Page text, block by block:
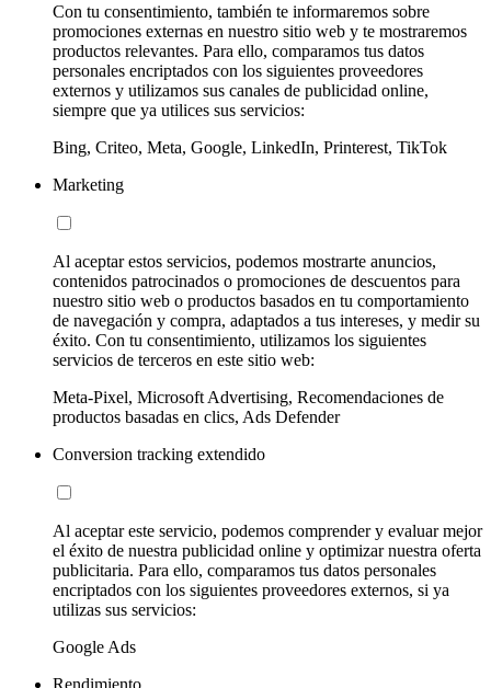
Con tu consentimiento, también te informaremos sobre
promociones externas en nuestro sitio web y te mostraremos
productos relevantes. Para ello, comparamos tus datos
personales encriptados con los siguientes proveedores
externos y utilizamos sus canales de publicidad online,
siempre que ya utilices sus servicios:
Bing, Criteo, Meta, Google, LinkedIn, Printerest, TikTok
Marketing
Al aceptar estos servicios, podemos mostrarte anuncios,
contenidos patrocinados o promociones de descuentos para
nuestro sitio web o productos basados en tu comportamiento
de navegación y compra, adaptados a tus intereses, y medir su
éxito. Con tu consentimiento, utilizamos los siguientes
servicios de terceros en este sitio web:
Meta-Pixel, Microsoft Advertising, Recomendaciones de
productos basadas en clics, Ads Defender
Conversion tracking extendido
Al aceptar este servicio, podemos comprender y evaluar mejor
el éxito de nuestra publicidad online y optimizar nuestra oferta
publicitaria. Para ello, comparamos tus datos personales
encriptados con los siguientes proveedores externos, si ya
utilizas sus servicios:
Google Ads
Rendimiento